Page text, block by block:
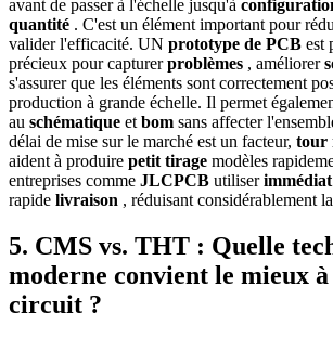
avant de passer à l'échelle jusqu'à
quantité . C'est un élément important pour
valider l'efficacité. UN prototype de PCB est
précieux pour capturerproblèmes , améliorer
s'assurer que les éléments sont correctement
production à grande échelle. Il permet
au schématique et bom sans affecter
délai de mise sur le marché est un facteur, tour
aident à produire petit tirage modèles
entreprises comme JLCPCB utiliser
rapide livraison , réduisant considérablement
5. CMS vs. THT : Quelle
moderne convient le mieux
circuit ?